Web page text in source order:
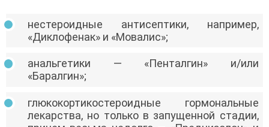
нестероидные антисептики, например,
«Диклофенак» и «Мовалис»;
анальгетики — «Пенталгин» и/или
«Баралгин»;
глюкокортикостероидные гормональные
лекарства, но только в запущенной стадии,